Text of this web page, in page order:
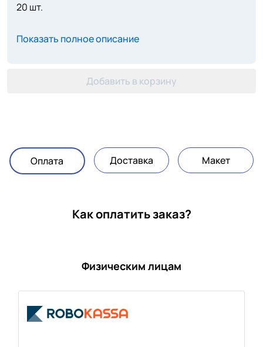
20 шт.
Показать полное описание
Добавить в корзину
Оплата Доставка Макет
Как оплатить заказ?
Физическим лицам